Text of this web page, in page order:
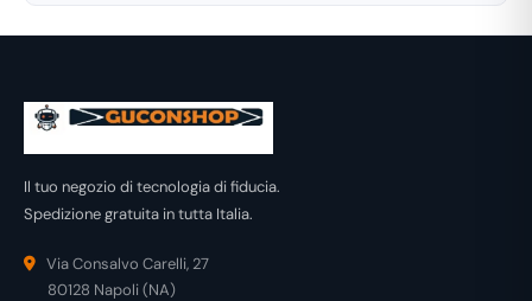
Il tuo negozio di tecnologia di fiducia.
Spedizione gratuita in tutta Italia.
Via Consalvo Carelli, 27
80128 Napoli (NA)